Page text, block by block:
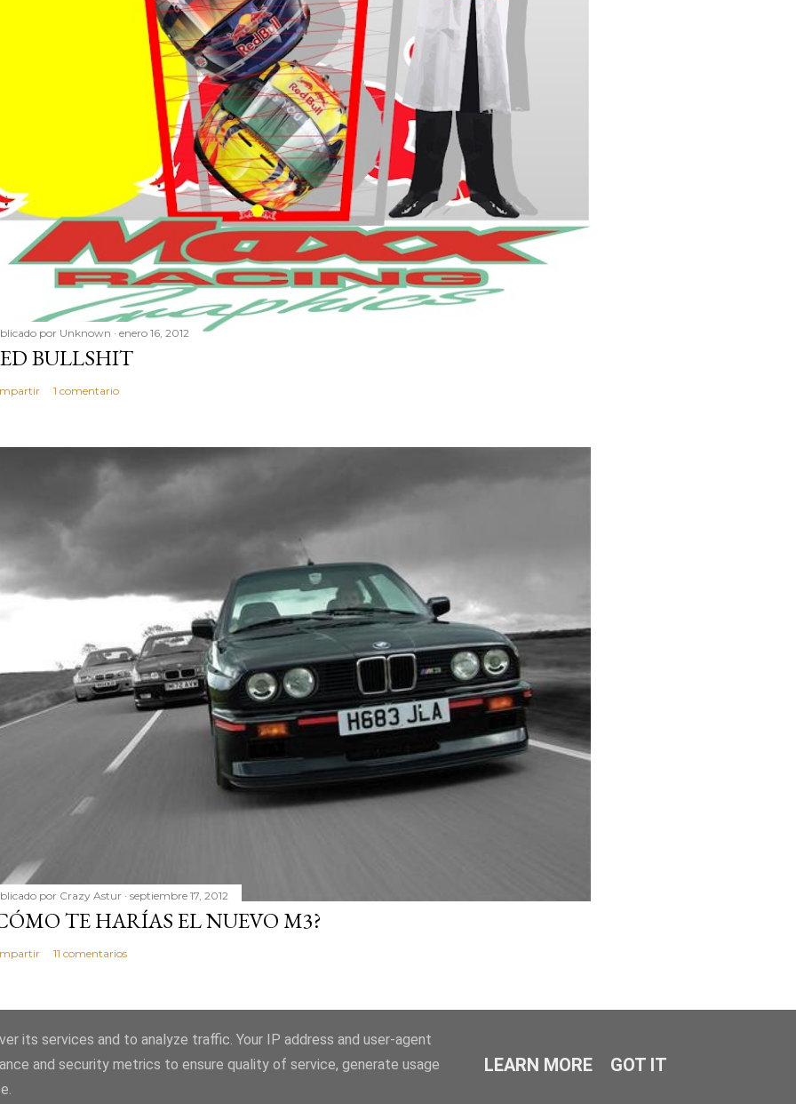
por Unknown enero 16, 2012
BULLSHIT
1 comentario
por Crazy Astur septiembre 17, 2012
TE HARÍAS EL NUEVO M3?
11 comentarios
Con la tecnología de Blogger
its services and to analyze traffic. Your IP address and user-agent
and security metrics to ensure quality of service, generate usage
LEARN MORE GOT IT